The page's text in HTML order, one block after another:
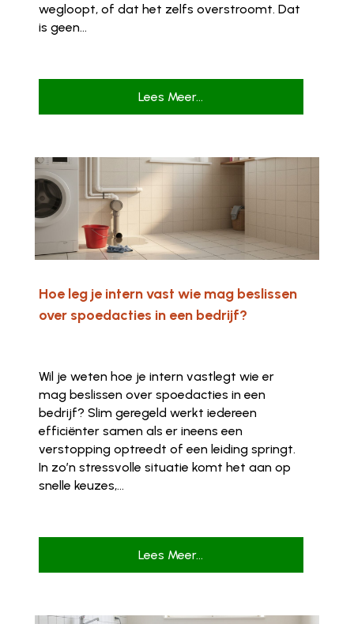
wegloopt, of dat het zelfs overstroomt. Dat
is geen...
Lees Meer...
Hoe leg je intern vast wie mag beslissen
over spoedacties in een bedrijf?
Wil je weten hoe je intern vastlegt wie er
mag beslissen over spoedacties in een
bedrijf? Slim geregeld werkt iedereen
efficiënter samen als er ineens een
verstopping optreedt of een leiding springt.
In zo’n stressvolle situatie komt het aan op
snelle keuzes,...
Lees Meer...